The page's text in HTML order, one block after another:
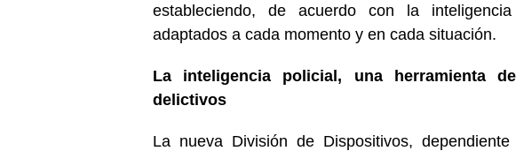
estableciendo, de acuerdo con la
adaptados a cada momento y en cada situación.
La inteligencia policial, una herramienta
delictivos
La nueva División de Dispositivos,